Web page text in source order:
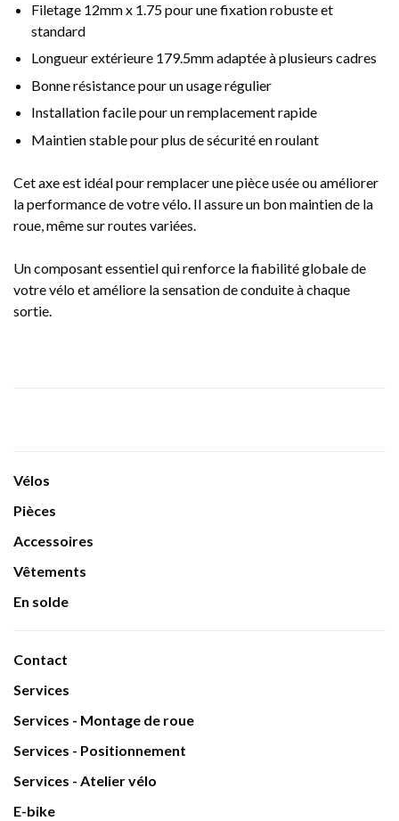
Filetage 12mm x 1.75 pour une fixation robuste et
standard
Longueur extérieure 179.5mm adaptée à plusieurs cadres
Bonne résistance pour un usage régulier
Installation facile pour un remplacement rapide
Maintien stable pour plus de sécurité en roulant
Cet axe est idéal pour remplacer une pièce usée ou améliorer
la performance de votre vélo. Il assure un bon maintien de la
roue, même sur routes variées.
Un composant essentiel qui renforce la fiabilité globale de
votre vélo et améliore la sensation de conduite à chaque
sortie.
Vélos
Pièces
Accessoires
Vêtements
En solde
Contact
Services
Services - Montage de roue
Services - Positionnement
Services - Atelier vélo
E-bike